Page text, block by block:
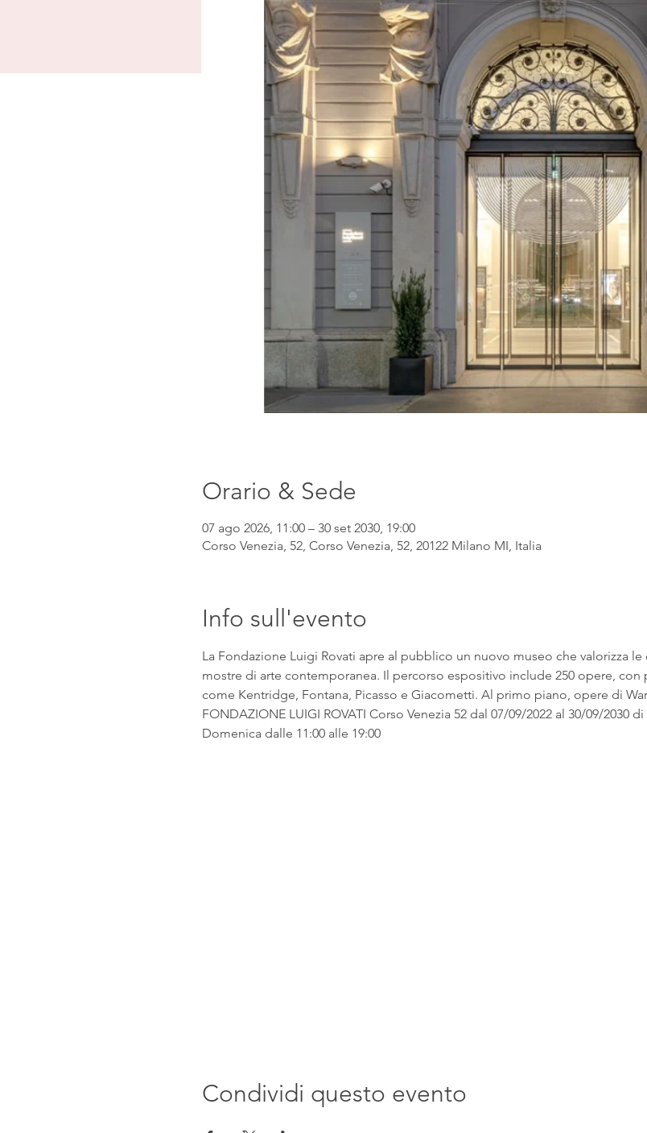
Orario & Sede
07 ago 2026, 11:00 – 30 set 2030, 19:00
Corso Venezia, 52, Corso Venezia, 52, 20122 Milano MI, Italia
Info sull'evento
La Fondazione Luigi Rovati apre al pubblico un nuovo museo che valorizza
mostre di arte contemporanea. Il percorso espositivo include 250 opere, con
come Kentridge, Fontana, Picasso e Giacometti. Al primo piano, opere di
FONDAZIONE LUIGI ROVATI Corso Venezia 52 dal 07/09/2022 al 30/09/2030
Domenica dalle 11:00 alle 19:00
Condividi questo evento